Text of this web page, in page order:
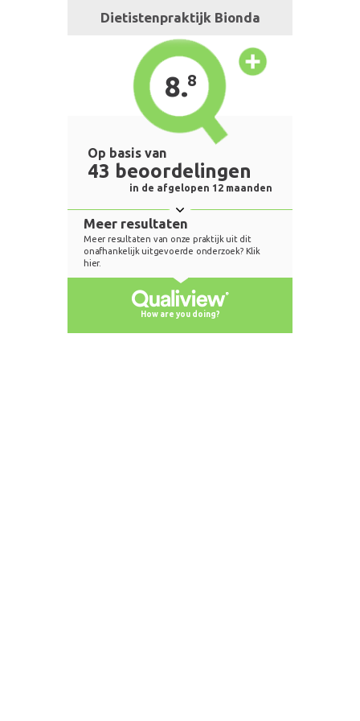
Dietistenpraktijk Bionda
8.8
Op basis van
43 beoordelingen
in de afgelopen 12 maanden
Meer resultaten
Meer resultaten van onze praktijk uit dit
onafhankelijk uitgevoerde onderzoek? Klik
hier.
How are you doing?